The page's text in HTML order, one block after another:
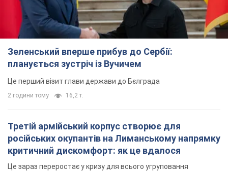
Зеленський вперше прибув до Сербії:
планується зустріч із Вучичем
Це перший візит глави держави до Бєлграда
2 години тому 16,2 т.
Третій армійський корпус створює для
російських окупантів на Лиманському напрямку
критичний дискомфорт: як це вдалося
Це зараз переростає у кризу для всього угруповання